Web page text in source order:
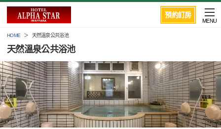
預約訂房
MENU
HOME 天然溫泉公共浴池
天然溫泉公共浴池